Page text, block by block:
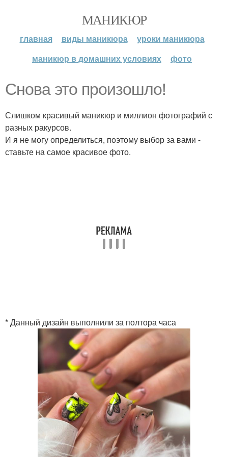
МАНИКЮР
главная виды маникюра
уроки маникюра
маникюр в домашних условиях
фото
Снова это произошло!
Слишком красивый маникюр и миллион фотографий с
разных ракурсов.
И я не могу определиться, поэтому выбор за вами -
ставьте на самое красивое фото.
* Данный дизайн выполнили за полтора часа